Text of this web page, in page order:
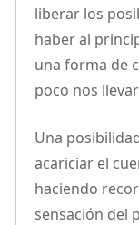
liberar los
haber al
una forma de
poco nos
Una
acariciar el
haciendo
sensación del